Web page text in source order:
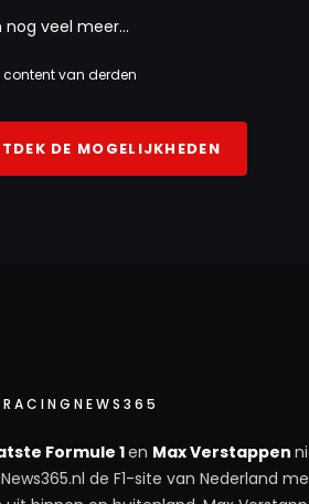
nog veel meer…
content van derden
DE MOGELIJKHEDEN
Formule 1en Max Verstappen
de F1-site van Nederland